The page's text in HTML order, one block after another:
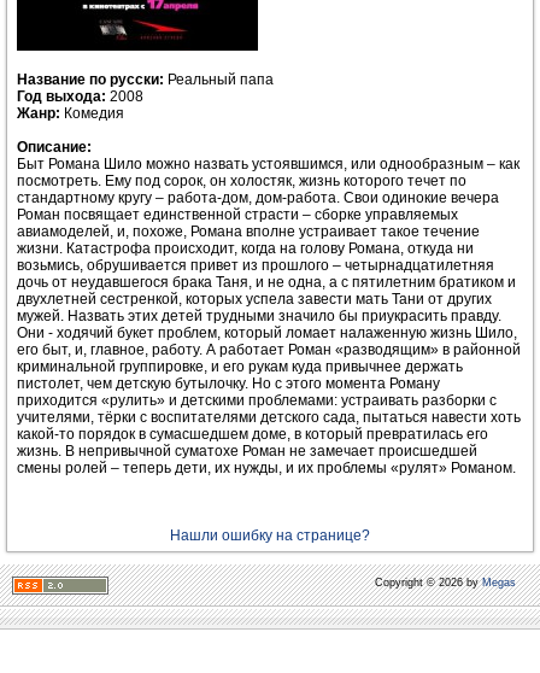
Название по русски: Реальный папа
Год выхода: 2008
Жанр: Комедия
Описание:
Быт Романа Шило можно назвать устоявшимся, или однообразным – как
посмотреть. Ему под сорок, он холостяк, жизнь которого течет по
стандартному кругу – работа-дом, дом-работа. Свои одинокие вечера
Роман посвящает единственной страсти – сборке управляемых
авиамоделей, и, похоже, Романа вполне устраивает такое течение
жизни. Катастрофа происходит, когда на голову Романа, откуда ни
возьмись, обрушивается привет из прошлого – четырнадцатилетняя
дочь от неудавшегося брака Таня, и не одна, а с пятилетним братиком и
двухлетней сестренкой, которых успела завести мать Тани от других
мужей. Назвать этих детей трудными значило бы приукрасить правду.
Они - ходячий букет проблем, который ломает налаженную жизнь Шило,
его быт, и, главное, работу. А работает Роман «разводящим» в районной
криминальной группировке, и его рукам куда привычнее держать
пистолет, чем детскую бутылочку. Но с этого момента Роману
приходится «рулить» и детскими проблемами: устраивать разборки с
учителями, тёрки с воспитателями детского сада, пытаться навести хоть
какой-то порядок в сумасшедшем доме, в который превратилась его
жизнь. В непривычной суматохе Роман не замечает происшедшей
смены ролей – теперь дети, их нужды, и их проблемы «рулят» Романом.
Нашли ошибку на странице?
Copyright © 2026 byMegas